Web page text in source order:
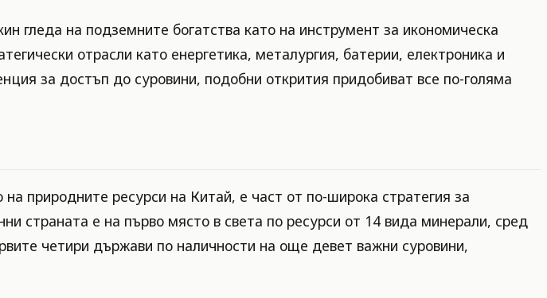
гледа на подземните богатства като на инструмент за икономическа
отрасли като енергетика, металургия, батерии, електроника и
за достъп до суровини, подобни открития придобиват все по-голяма
природните ресурси на Китай, е част от по-широка стратегия за
страната е на първо място в света по ресурси от 14 вида минерали, сред
четири държави по наличности на още девет важни суровини,